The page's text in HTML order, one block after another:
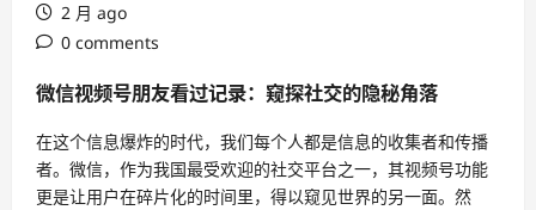
2 月 ago
0 comments
微信视频号朋友看过记录：窥探社交的隐秘角落
在这个信息爆炸的时代，我们每个人都是信息的收集者和传播
者。微信，作为我国最受欢迎的社交平台之一，其视频号功能
更是让用户在碎片化的时间里，得以窥见世界的另一面。然